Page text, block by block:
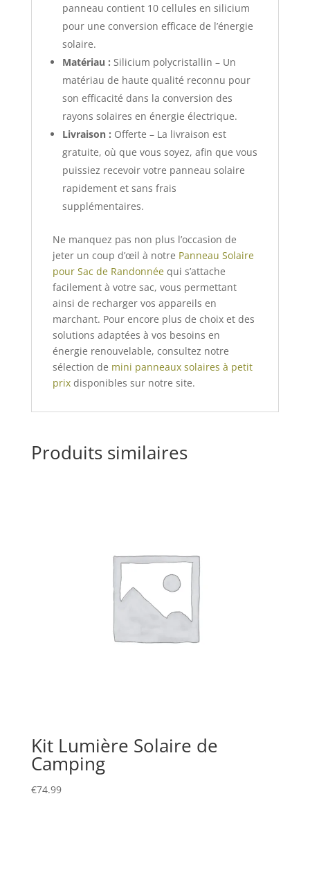
panneau contient 10 cellules en silicium
pour une conversion efficace de l’énergie
solaire.
Matériau : Silicium polycristallin – Un
matériau de haute qualité reconnu pour
son efficacité dans la conversion des
rayons solaires en énergie électrique.
Livraison : Offerte – La livraison est
gratuite, où que vous soyez, afin que vous
puissiez recevoir votre panneau solaire
rapidement et sans frais
supplémentaires.
Ne manquez pas non plus l’occasion de
jeter un coup d’œil à notre Panneau Solaire
pour Sac de Randonnéequi s’attache
facilement à votre sac, vous permettant
ainsi de recharger vos appareils en
marchant. Pour encore plus de choix et des
solutions adaptées à vos besoins en
énergie renouvelable, consultez notre
sélection de mini panneaux solaires à petit
prixdisponibles sur notre site.
Produits similaires
Kit Lumière Solaire de
Camping
€74.99